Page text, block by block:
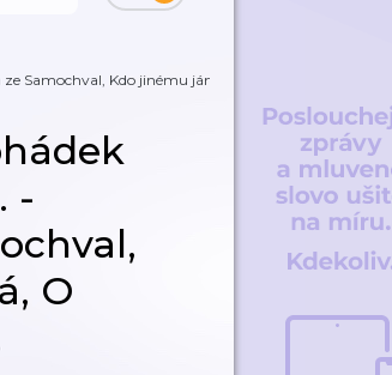
Samochval, Kdo jinému jámu kopá, O smutném
-
O